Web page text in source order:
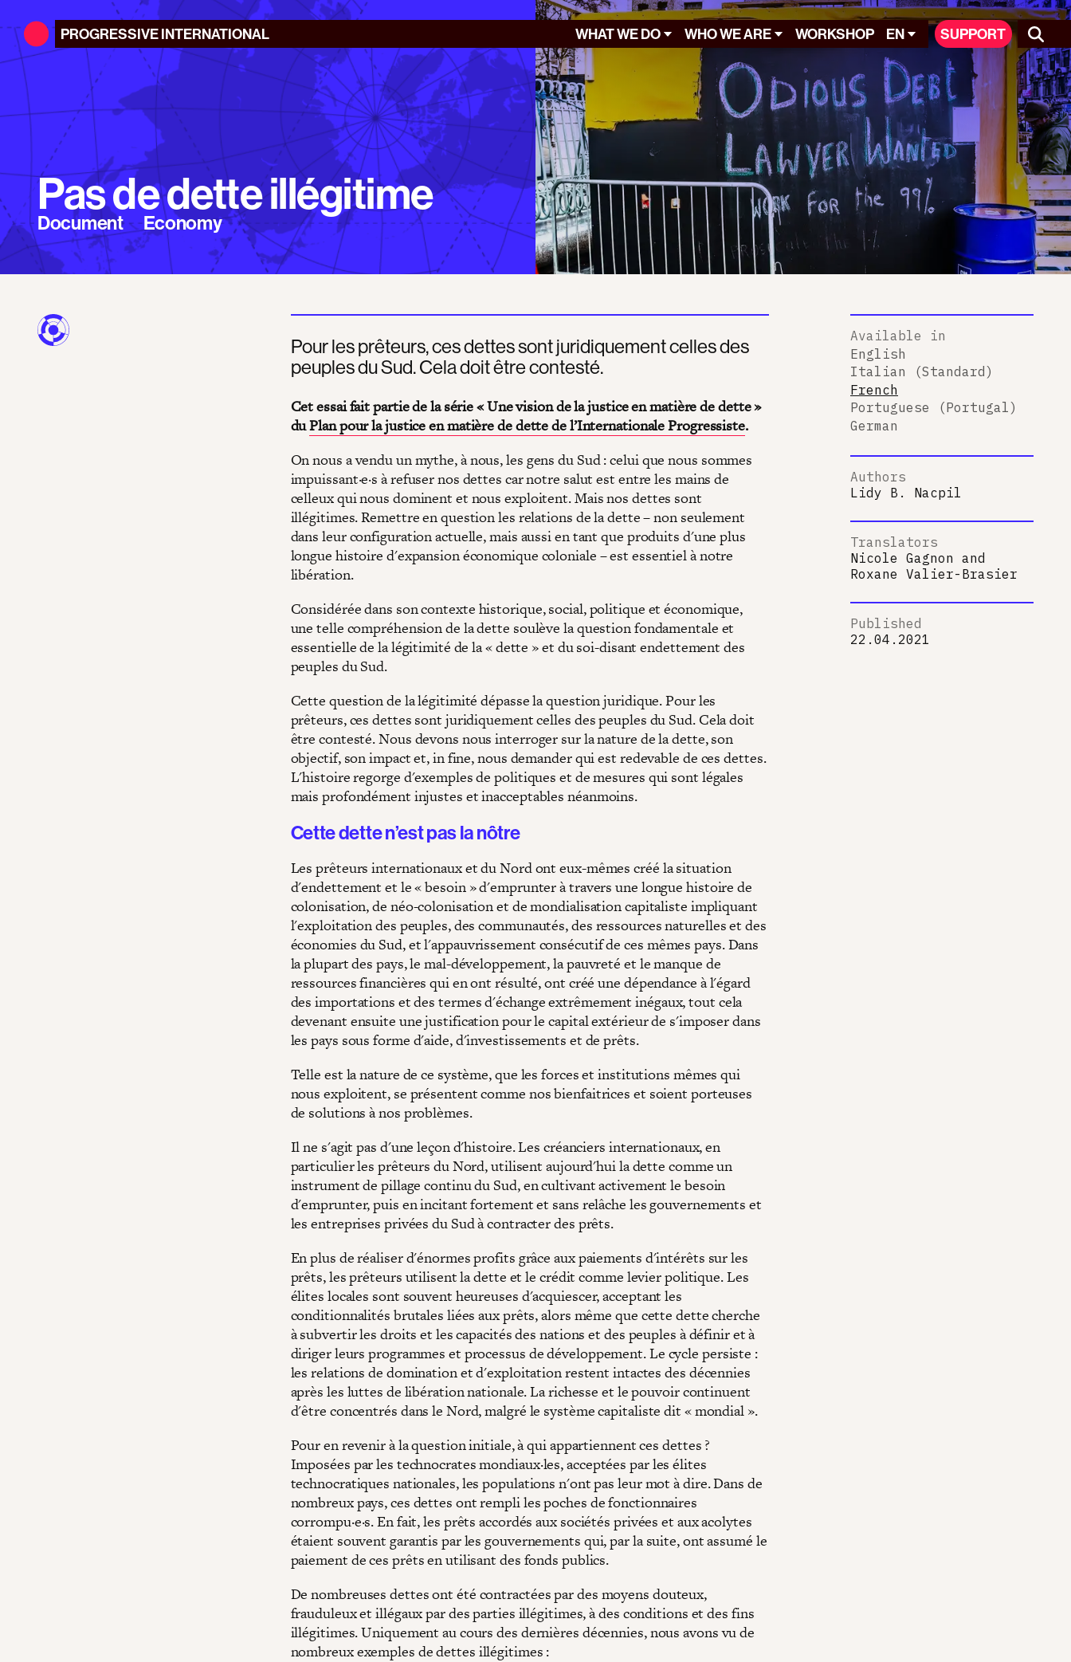
PROGRESSIVEINTERNATIONAL WHAT WE DO WHO WE ARE WORKSHOP EN SUPPORT
Pas de dette illégitime
Document Economy
Pour les prêteurs, ces dettes sont juridiquement celles des
peuples du Sud. Cela doit être contesté.
Cet essai fait partie de la série « Une vision de la justice en matière de dette »
duPlan pour la justice en matière de dette de l’Internationale Progressiste.
On nous a vendu un mythe, à nous, les gens du Sud : celui que nous sommes
impuissant·e·s à refuser nos dettes car notre salut est entre les mains de
celleux qui nous dominent et nous exploitent. Mais nos dettes sont
illégitimes. Remettre en question les relations de la dette – non seulement
dans leur configuration actuelle, mais aussi en tant que produits d'une plus
longue histoire d'expansion économique coloniale – est essentiel à notre
libération.
Considérée dans son contexte historique, social, politique et économique,
une telle compréhension de la dette soulève la question fondamentale et
essentielle de la légitimité de la « dette » et du soi-disant endettement des
peuples du Sud.
Cette question de la légitimité dépasse la question juridique. Pour les
prêteurs, ces dettes sont juridiquement celles des peuples du Sud. Cela doit
être contesté. Nous devons nous interroger sur la nature de la dette, son
objectif, son impact et, in fine, nous demander qui est redevable de ces dettes.
L'histoire regorge d'exemples de politiques et de mesures qui sont légales
mais profondément injustes et inacceptables néanmoins.
Cette dette n’est pas la nôtre
Les prêteurs internationaux et du Nord ont eux-mêmes créé la situation
d'endettement et le « besoin » d'emprunter à travers une longue histoire de
colonisation, de néo-colonisation et de mondialisation capitaliste impliquant
l'exploitation des peuples, des communautés, des ressources naturelles et des
économies du Sud, et l'appauvrissement consécutif de ces mêmes pays. Dans
la plupart des pays, le mal-développement, la pauvreté et le manque de
ressources financières qui en ont résulté, ont créé une dépendance à l'égard
des importations et des termes d'échange extrêmement inégaux, tout cela
devenant ensuite une justification pour le capital extérieur de s'imposer dans
les pays sous forme d'aide, d'investissements et de prêts.
Telle est la nature de ce système, que les forces et institutions mêmes qui
nous exploitent, se présentent comme nos bienfaitrices et soient porteuses
de solutions à nos problèmes.
Il ne s'agit pas d'une leçon d'histoire. Les créanciers internationaux, en
particulier les prêteurs du Nord, utilisent aujourd'hui la dette comme un
instrument de pillage continu du Sud, en cultivant activement le besoin
d'emprunter, puis en incitant fortement et sans relâche les gouvernements et
les entreprises privées du Sud à contracter des prêts.
En plus de réaliser d'énormes profits grâce aux paiements d'intérêts sur les
prêts, les prêteurs utilisent la dette et le crédit comme levier politique. Les
élites locales sont souvent heureuses d'acquiescer, acceptant les
conditionnalités brutales liées aux prêts, alors même que cette dette cherche
à subvertir les droits et les capacités des nations et des peuples à définir et à
diriger leurs programmes et processus de développement. Le cycle persiste :
les relations de domination et d'exploitation restent intactes des décennies
après les luttes de libération nationale. La richesse et le pouvoir continuent
d'être concentrés dans le Nord, malgré le système capitaliste dit « mondial ».
Pour en revenir à la question initiale, à qui appartiennent ces dettes ?
Imposées par les technocrates mondiaux·les, acceptées par les élites
technocratiques nationales, les populations n'ont pas leur mot à dire. Dans de
nombreux pays, ces dettes ont rempli les poches de fonctionnaires
corrompu·e·s. En fait, les prêts accordés aux sociétés privées et aux acolytes
étaient souvent garantis par les gouvernements qui, par la suite, ont assumé le
paiement de ces prêts en utilisant des fonds publics.
De nombreuses dettes ont été contractées par des moyens douteux,
frauduleux et illégaux par des parties illégitimes, à des conditions et des fins
illégitimes. Uniquement au cours des dernières décennies, nous avons vu de
nombreux exemples de dettes illégitimes :
Available in
English
Italian (Standard)
French
Portuguese (Portugal)
German
Authors
Lidy B. Nacpil
Translators
Nicole Gagnon and
Roxane Valier-Brasier
Published
22.04.2021